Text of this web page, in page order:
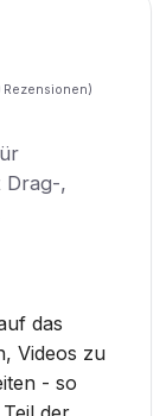
Rezensionen)
Drag-,
das
Videos zu
- so